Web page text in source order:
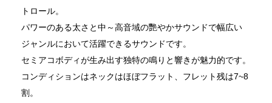
トロール。
パワーのある太さと中～高音域の艷やかサウンドで幅広い
ジャンルにおいて活躍できるサウンドです。
セミアコボディが生み出す独特の鳴りと響きが魅力的です。
コンディションはネックはほぼフラット、フレット残は7~8
割。